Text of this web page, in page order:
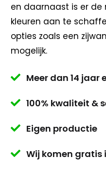
en daarnaast is er de
kleuren aan te
opties zoals een
mogelijk.
 Meer dan 14 jaar
 100% kwaliteit &
 Eigen productie
 Wij komen gratis